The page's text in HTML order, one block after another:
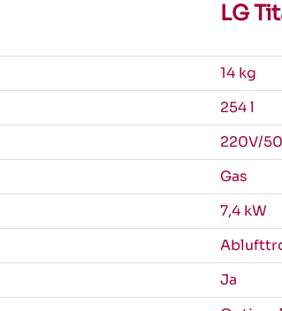
LG
14 kg
254 l
220V/
Gas
7,4 kW
Ja